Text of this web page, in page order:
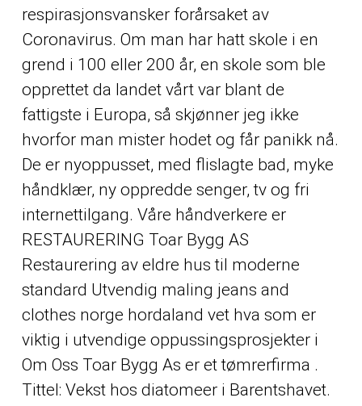
respirasjonsvansker forårsaket av
Coronavirus. Om man har hatt skole i en
grend i 100 eller 200 år, en skole som ble
opprettet da landet vårt var blant de
fattigste i Europa, så skjønner jeg ikke
hvorfor man mister hodet og får panikk nå.
De er nyoppusset, med flislagte bad, myke
håndklær, ny oppredde senger, tv og fri
internettilgang. Våre håndverkere er
RESTAURERING Toar Bygg AS
Restaurering av eldre hus til moderne
standard Utvendig maling jeans and
clothes norge hordaland vet hva som er
viktig i utvendige oppussingsprosjekter i
Om Oss Toar Bygg As er et tømrerfirma .
Tittel: Vekst hos diatomeer i Barentshavet.